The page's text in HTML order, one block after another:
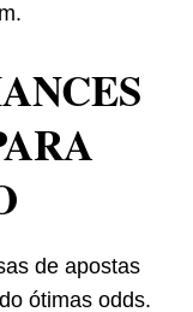
de apostas
ótimas odds.